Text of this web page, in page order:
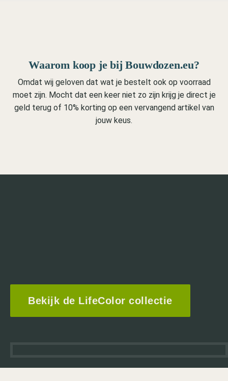
Waarom koop je bij Bouwdozen.eu?
Omdat wij geloven dat wat je bestelt ook op voorraad
moet zijn. Mocht dat een keer niet zo zijn krijg je direct je
geld terug of 10% korting op een vervangend artikel van
jouw keus.
Bekijk de LifeColor collectie